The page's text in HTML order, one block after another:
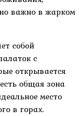
важно в жарком
собой
с
открывается
общая зона
место
в горах.